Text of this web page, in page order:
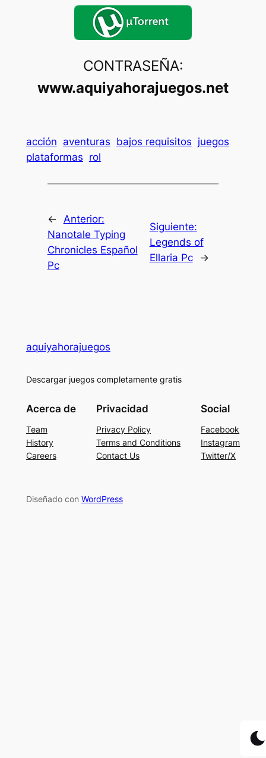
CONTRASEÑA:
www.aquiyahorajuegos.net
acción aventuras bajos requisitos juegos
plataformas rol
← Anterior:
Nanotale Typing
Chronicles Español
Pc
Siguiente:
Legends of
Ellaria Pc
→
aquiyahorajuegos
Descargar juegos completamente gratis
Acerca de
Team
History
Careers
Privacidad
Privacy Policy
Terms and Conditions
Contact Us
Social
Facebook
Instagram
Twitter/X
Diseñado con WordPress